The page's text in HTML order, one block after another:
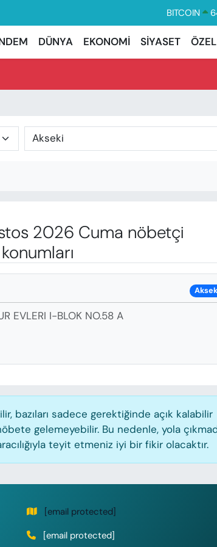
BITCOIN
EURO
DÜNYA EKONOMİ SİYASET
2026 Cuma nöbetçi
EVLERI I-BLOK NO.58 A
bazıları sadece gerektiğinde açık kalabilir
gelemeyebilir. Bu nedenle, yola
teyit etmeniz iyi bir fikir olacaktır.
[email protected]
[email protected]